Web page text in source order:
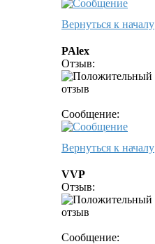
Вернуться к началу
PAlex
Отзыв:
Сообщение:
Вернуться к началу
VVP
Отзыв:
Сообщение: